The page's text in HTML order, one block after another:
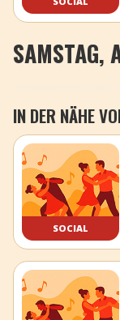
SAMSTAG,
IN DER NÄHE
SOCIAL